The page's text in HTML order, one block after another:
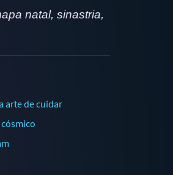
natal, sinastria,
arte de cuidar